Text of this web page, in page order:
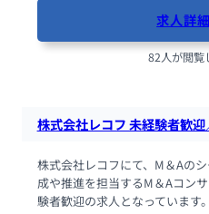
求人詳
82人が閲覧
株式会社レコフ 未経験者歓
株式会社レコフにて、M＆Aの
成や推進を担当するM＆Aコン
験者歓迎の求人となっています。